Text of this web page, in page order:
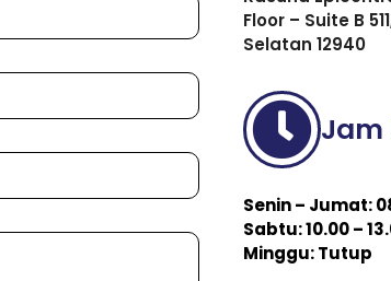
Floor – Suite B
Selatan 12940
Jam
Senin – Jumat:
Sabtu: 10.00 –
Minggu: Tutup